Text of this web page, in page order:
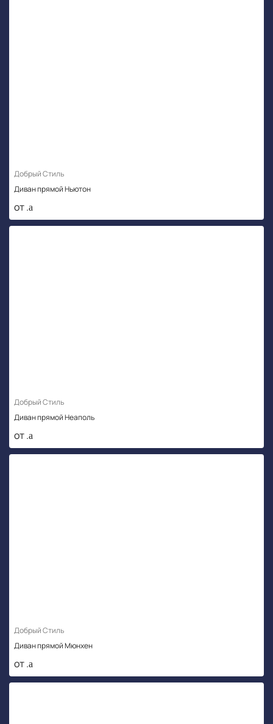
Добрый Стиль
Диван прямой Ньютон
от .
Добрый Стиль
Диван прямой Неаполь
от .
Добрый Стиль
Диван прямой Мюнхен
от .